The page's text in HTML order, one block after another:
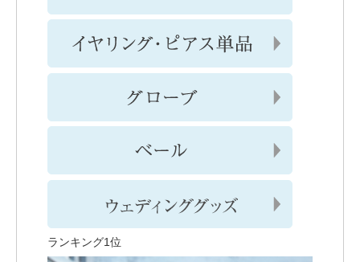
ランキング1位